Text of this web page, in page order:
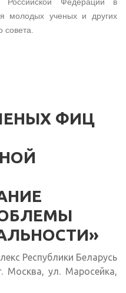
молодых ученых и других
ФИЦ
Республики Беларусь
Москва, ул. Маросейка,